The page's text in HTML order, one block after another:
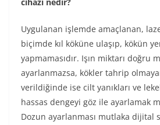
Uygulanan işlemde amaçlanan,
biçimde kıl köküne ulaşıp, kökün
yapmamasıdır. Işın miktarı doğru
ayarlanmazsa, kökler tahrip
verildiğinde ise cilt yanıkları ve
hassas dengeyi göz ile ayarlamak
Dozun ayarlanması mutlaka dijital